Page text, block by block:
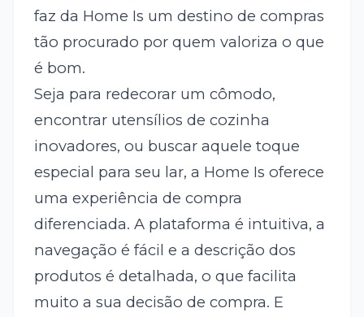
faz da Home Is um destino de compras
tão procurado por quem valoriza o que
é bom.
Seja para redecorar um cômodo,
encontrar utensílios de cozinha
inovadores, ou buscar aquele toque
especial para seu lar, a Home Is oferece
uma experiência de compra
diferenciada. A plataforma é intuitiva, a
navegação é fácil e a descrição dos
produtos é detalhada, o que facilita
muito a sua decisão de compra. E